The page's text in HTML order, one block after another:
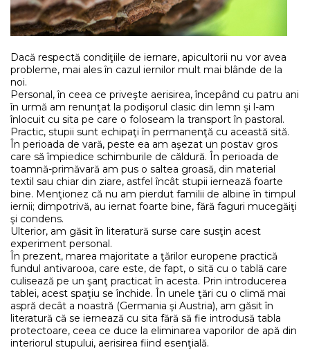
Dacă respectă condiţiile de iernare, apicultorii nu vor avea
probleme, mai ales în cazul iernilor mult mai blânde de la
noi.
Personal, în ceea ce priveşte aerisirea, începând cu patru ani
în urmă am renunţat la podişorul clasic din lemn şi l-am
înlocuit cu sita pe care o foloseam la transport în pastoral.
Practic, stupii sunt echipaţi în permanenţă cu această sită.
În perioada de vară, peste ea am aşezat un postav gros
care să împiedice schimburile de căldură. În perioada de
toamnă-primăvară am pus o saltea groasă, din material
textil sau chiar din ziare, astfel încât stupii iernează foarte
bine. Menţionez că nu am pierdut familii de albine în timpul
iernii; dimpotrivă, au iernat foarte bine, fără faguri mucegăiţi
şi condens.
Ulterior, am găsit în literatură surse care susţin acest
experiment personal.
În prezent, marea majoritate a ţărilor europene practică
fundul antivarooa, care este, de fapt, o sită cu o tablă care
culisează pe un şanţ practicat în acesta. Prin introducerea
tablei, acest spaţiu se închide. În unele ţări cu o climă mai
aspră decât a noastră (Germania şi Austria), am găsit în
literatură că se iernează cu sita fără să fie introdusă tabla
protectoare, ceea ce duce la eliminarea vaporilor de apă din
interiorul stupului, aerisirea fiind esenţială.